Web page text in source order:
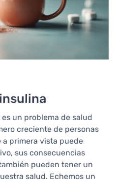
un problema de salud
creciente de personas
primera vista puede
sus consecuencias
pueden tener un
salud. Echemos un